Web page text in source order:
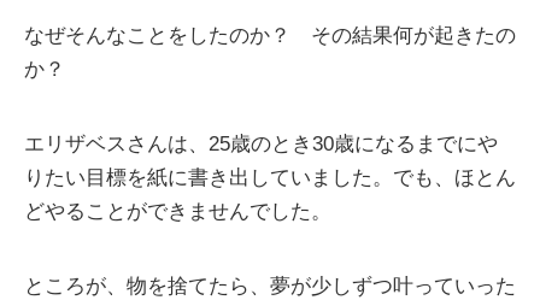
なぜそんなことをしたのか？ その結果何が起きたの
か？
エリザベスさんは、25歳のとき30歳になるまでにや
りたい目標を紙に書き出していました。でも、ほとん
どやることができませんでした。
ところが、物を捨てたら、夢が少しずつ叶っていった